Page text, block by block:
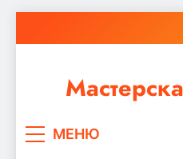
к
ремонт или крупное
МЕНЮ